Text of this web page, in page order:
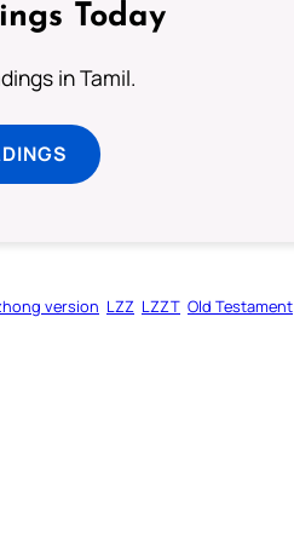
Today
in Tamil.
version LZZ LZZT Old Testament